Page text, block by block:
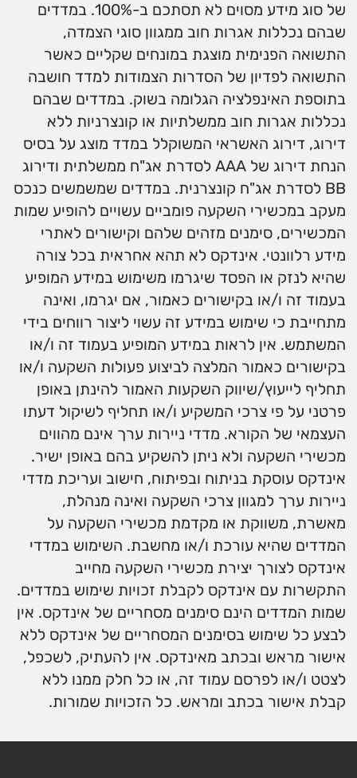
של סוג מידע מסוים לא תסתכם ב-100%. במדדים
שבהם נכללות אגרות חוב ממגוון סוגי הצמדה,
התשואה הפנימית מוצגת במונחים שקליים כאשר
התשואה לפדיון של הסדרות הצמודות למדד חושבה
בתוספת האינפלציה הגלומה בשוק. במדדים שבהם
נכללות אגרות חוב ממשלתיות או קונצרניות ללא
דירוג, דירוג האשראי המשוקלל במדד מוצג על בסיס
הנחת דירוג של AAA לסדרת אג"ח ממשלתית ודירוג
BB לסדרת אג"ח קונצרנית. במדדים שמשמשים כנכס
מעקב במכשירי השקעה פומביים עשויים להופיע שמות
המכשירים, סימנים מזהים שלהם וקישורים לאתרי
מידע רלוונטי. אינדקס לא תהא אחראית בכל צורה
שהיא לנזק או הפסד שיגרמו משימוש במידע המופיע
בעמוד זה ו/או בקישורים כאמור, אם יגרמו, ואינה
מתחייבת כי שימוש במידע זה עשוי ליצור רווחים בידי
המשתמש. אין לראות במידע המופיע בעמוד זה ו/או
בקישורים כאמור המלצה לביצוע פעולות השקעה ו/או
תחליף לייעוץ/שיווק השקעות האמור להינתן באופן
פרטני על פי צרכי המשקיע ו/או תחליף לשיקול דעתו
העצמאי של הקורא. מדדי ניירות ערך אינם מהווים
מכשירי השקעה ולא ניתן להשקיע בהם באופן ישיר.
אינדקס עוסקת בניתוח ובפיתוח, חישוב ועריכת מדדי
ניירות ערך למגוון צרכי השקעה ואינה מנהלת,
מאשרת, משווקת או מקדמת מכשירי השקעה על
המדדים שהיא עורכת ו/או מחשבת. השימוש במדדי
אינדקס לצורך יצירת מכשירי השקעה מחייב
התקשרות עם אינדקס לקבלת זכויות שימוש במדדים.
שמות המדדים הינם סימנים מסחריים של אינדקס. אין
לבצע כל שימוש בסימנים המסחריים של אינדקס ללא
אישור מראש ובכתב מאינדקס. אין להעתיק, לשכפל,
לצטט ו/או לפרסם עמוד זה, או כל חלק ממנו ללא
קבלת אישור בכתב ומראש. כל הזכויות שמורות.